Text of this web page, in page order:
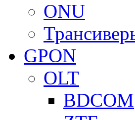
ONU
GPON
OLT
BDCOM